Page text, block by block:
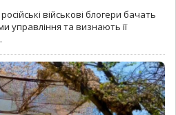
військові блогери бачать
управління та визнають її